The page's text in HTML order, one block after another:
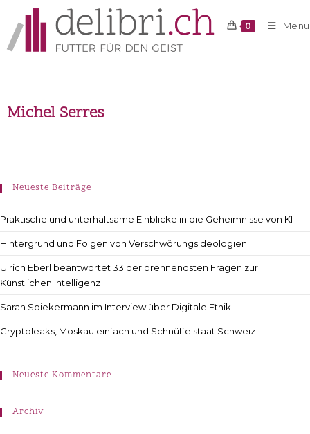
0 Menü
Michel Serres
Neueste Beiträge
Praktische und unterhaltsame Einblicke in die Geheimnisse von KI
Hintergrund und Folgen von Verschwörungsideologien
Ulrich Eberl beantwortet 33 der brennendsten Fragen zur
Künstlichen Intelligenz
Sarah Spiekermann im Interview über Digitale Ethik
Cryptoleaks, Moskau einfach und Schnüffelstaat Schweiz
Neueste Kommentare
Archiv